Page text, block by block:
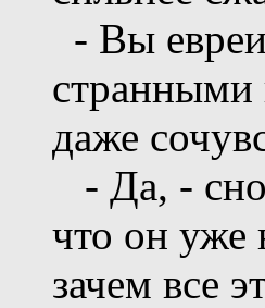
- Вы
странными
даже
- Да, -
что он уже
зачем все